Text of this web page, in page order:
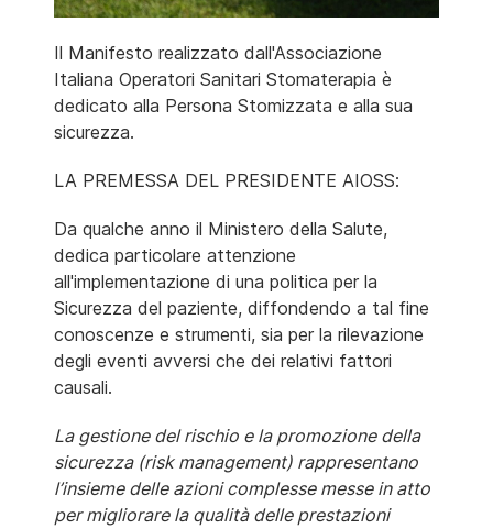
Il Manifesto realizzato dall'Associazione
Italiana Operatori Sanitari Stomaterapia è
dedicato alla Persona Stomizzata e alla sua
sicurezza.
LA PREMESSA DEL PRESIDENTE AIOSS:
Da qualche anno il Ministero della Salute,
dedica particolare attenzione
all'implementazione di una politica per la
Sicurezza del paziente, diffondendo a tal fine
conoscenze e strumenti, sia per la rilevazione
degli eventi avversi che dei relativi fattori
causali.
La gestione del rischio e la promozione della
sicurezza (risk management) rappresentano
l’insieme delle azioni complesse messe in atto
per migliorare la qualità delle prestazioni